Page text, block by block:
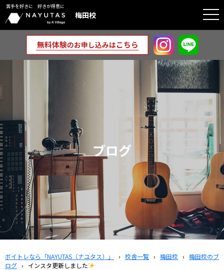
苦手を好きに 好きが得意に
梅田校
ブログ
ボイトレなら「NAYUTAS（ナユタス）」 › 校舎一覧 › 梅田校 › 梅田校のブ
ログ › インスタ更新しました